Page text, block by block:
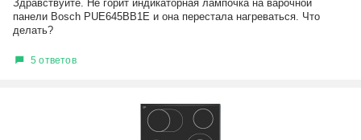
Здравствуйте. Не горит индикаторная лампочка на варочной
панели Bosch PUE645BB1E и она перестала нагреваться. Что
делать?
5 ответов